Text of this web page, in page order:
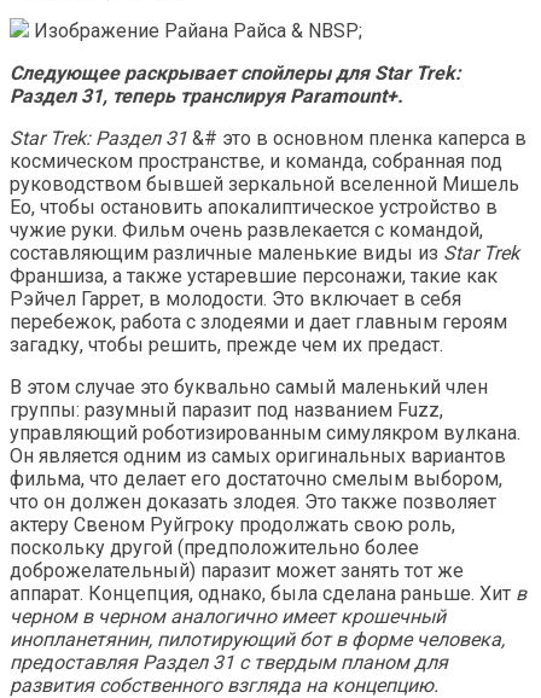
Изображение Райана Райса & NBSP;
Следующее раскрывает спойлеры для Star Trek:
Раздел 31, теперь транслируя Paramount+.
Star Trek: Раздел 31 &# это в основном пленка каперса в
космическом пространстве, и команда, собранная под
руководством бывшей зеркальной вселенной Мишель
Ео, чтобы остановить апокалиптическое устройство в
чужие руки. Фильм очень развлекается с командой,
составляющим различные маленькие виды из Star Trek
Франшиза, а также устаревшие персонажи, такие как
Рэйчел Гаррет, в молодости. Это включает в себя
перебежок, работа с злодеями и дает главным героям
загадку, чтобы решить, прежде чем их предаст.
В этом случае это буквально самый маленький член
группы: разумный паразит под названием Fuzz,
управляющий роботизированным симулякром вулкана.
Он является одним из самых оригинальных вариантов
фильма, что делает его достаточно смелым выбором,
что он должен доказать злодея. Это также позволяет
актеру Свеном Руйгроку продолжать свою роль,
поскольку другой (предположительно более
доброжелательный) паразит может занять тот же
аппарат. Концепция, однако, была сделана раньше. Хит в
черном в черном аналогично имеет крошечный
инопланетянин, пилотирующий бот в форме человека,
предоставляя Раздел 31 с твердым планом для
развития собственного взгляда на концепцию.